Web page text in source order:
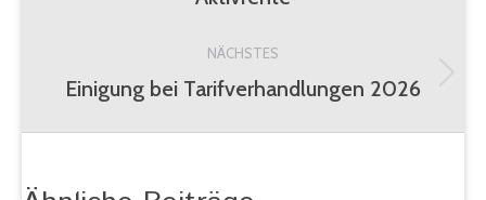
NÄCHSTES
Nächster
Einigung bei Tarifverhandlungen 2026